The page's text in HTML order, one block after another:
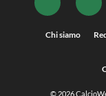
Chi siamo
© 2026